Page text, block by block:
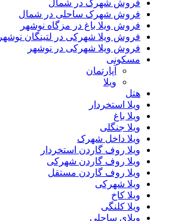
فروش شهرک در شمال
فروش شهرک ساحلی در شمال
فروش ویلا باغ در مزگاه نوشهر
فروش ویلا شهرکی در لتینگان نوشهر
فروش ویلا شهرکی در نوشهر
مسکونی
آپارتمان
ویلا
هتل
ویلا استخردار
ویلا باغ
ویلا جنگلی
ویلا داخل شهرک
ویلا روف گاردن استخردار
ویلا روف گاردن شهرکی
ویلا روف گاردن مستقل
ویلا شهرکی
ویلا کاخ
ویلا کلنگی
ویلای ساحلی